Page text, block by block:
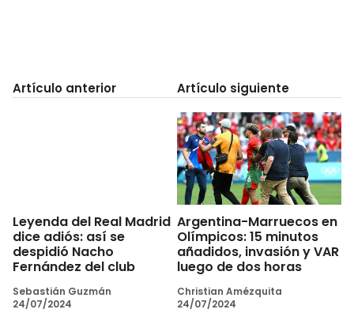
Artículo anterior
Leyenda del Real Madrid
dice adiós: así se
despidió Nacho
Fernández del club
Sebastián Guzmán
24/07/2024
Artículo siguiente
Argentina-Marruecos en
Olímpicos: 15 minutos
añadidos, invasión y VAR
luego de dos horas
Christian Amézquita
24/07/2024